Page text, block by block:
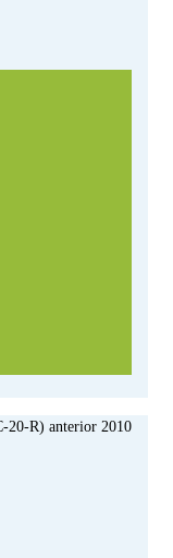
R) anterior 2010